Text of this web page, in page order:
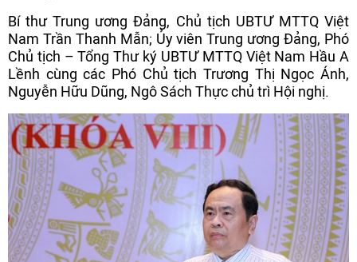
Bí thư Trung ương Đảng, Chủ tịch UBTƯ MTTQ Việt
Nam Trần Thanh Mẫn; Ủy viên Trung ương Đảng, Phó
Chủ tịch – Tổng Thư ký UBTƯ MTTQ Việt Nam Hầu A
Lềnh cùng các Phó Chủ tịch Trương Thị Ngọc Ánh,
Nguyễn Hữu Dũng, Ngô Sách Thực chủ trì Hội nghị.